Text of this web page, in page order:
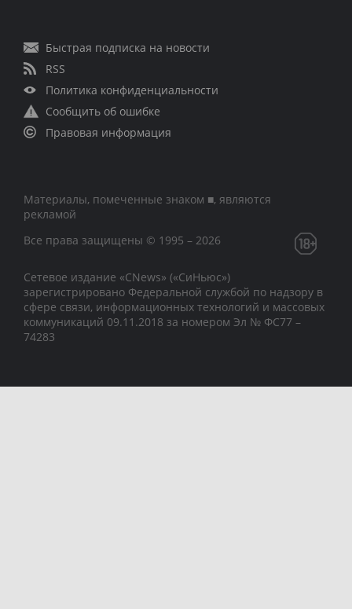
Быстрая подписка на новости
RSS
Политика конфиденциальности
Сообщить об ошибке
Правовая информация
Материалы, помеченные знаком ■, являются
рекламой
Все права защищены © 1995 – 2026
Сетевое издание «CNews» («СиНьюс»)
зарегистрировано Федеральной службой по надзору в
сфере связи, информационных технологий и массовых
коммуникаций 09.11.2018 за номером Эл № ФС77 –
74283